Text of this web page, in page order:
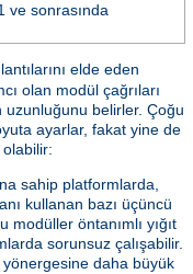
ve sonrasında
elde eden
olan modül çağrıları
uzunluğunu belirler. Çoğu
ayarlar, fakat yine de
olabilir:
sahip platformlarda,
kullanan bazı üçüncü
öntanımlı yığıt
sorunsuz çalışabilir.
yönergesine daha büyük